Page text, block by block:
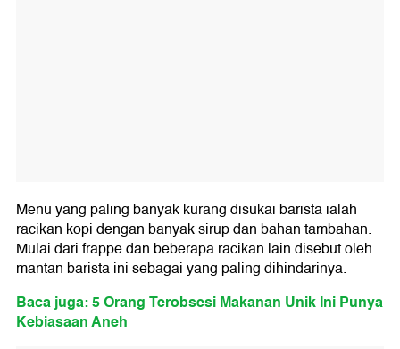
Menu yang paling banyak kurang disukai barista ialah
racikan kopi dengan banyak sirup dan bahan tambahan.
Mulai dari frappe dan beberapa racikan lain disebut oleh
mantan barista ini sebagai yang paling dihindarinya.
Baca juga: 5 Orang Terobsesi Makanan Unik Ini Punya
Kebiasaan Aneh